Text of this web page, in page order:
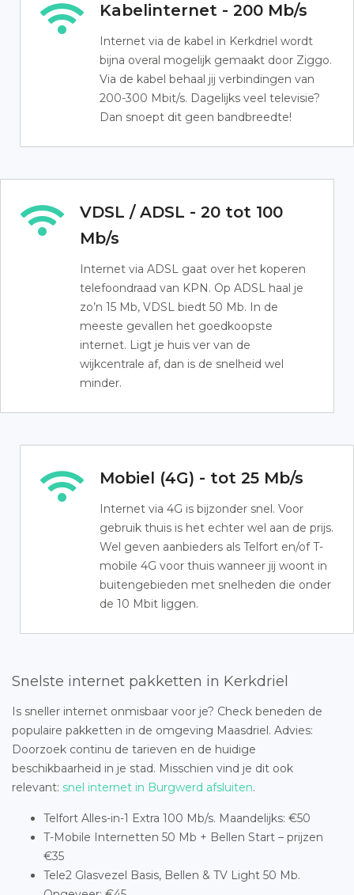
Kabelinternet - 200 Mb/s
Internet via de kabel in Kerkdriel wordt
bijna overal mogelijk gemaakt door Ziggo.
Via de kabel behaal jij verbindingen van
200-300 Mbit/s. Dagelijks veel televisie?
Dan snoept dit geen bandbreedte!
VDSL / ADSL - 20 tot 100
Mb/s
Internet via ADSL gaat over het koperen
telefoondraad van KPN. Op ADSL haal je
zo’n 15 Mb, VDSL biedt 50 Mb. In de
meeste gevallen het goedkoopste
internet. Ligt je huis ver van de
wijkcentrale af, dan is de snelheid wel
minder.
Mobiel (4G) - tot 25 Mb/s
Internet via 4G is bijzonder snel. Voor
gebruik thuis is het echter wel aan de prijs.
Wel geven aanbieders als Telfort en/of T-
mobile 4G voor thuis wanneer jij woont in
buitengebieden met snelheden die onder
de 10 Mbit liggen.
Snelste internet pakketten in Kerkdriel
Is sneller internet onmisbaar voor je? Check beneden de
populaire pakketten in de omgeving Maasdriel. Advies:
Doorzoek continu de tarieven en de huidige
beschikbaarheid in je stad. Misschien vind je dit ook
relevant: snel internet in Burgwerd afsluiten.
Telfort Alles-in-1 Extra 100 Mb/s. Maandelijks: €50
T-Mobile Internetten 50 Mb + Bellen Start – prijzen
€35
Tele2 Glasvezel Basis, Bellen & TV Light 50 Mb.